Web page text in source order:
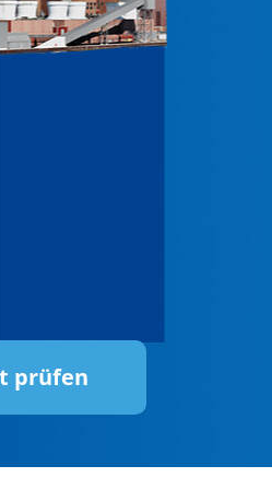
prüfen